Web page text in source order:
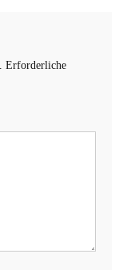
Erforderliche